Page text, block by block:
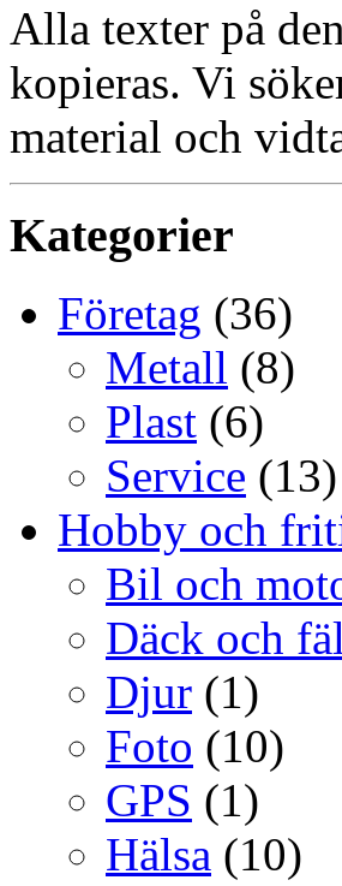
Alla texter på
kopieras. Vi
material och
Kategorier
Företag (36)
Metall (8)
Plast (6)
Service (13)
Hobby och
Bil och
Däck och
Djur (1)
Foto (10)
GPS (1)
Hälsa (10)